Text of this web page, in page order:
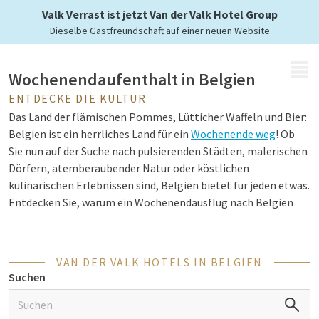
Valk Verrast ist jetzt Van der Valk Hotel Group
Dieselbe Gastfreundschaft auf einer neuen Website
mit Van der Valk
Wochenendaufenthalt in Belgien
ENTDECKE DIE KULTUR
Das Land der flämischen Pommes, Lütticher Waffeln und Bier:
Belgien ist ein herrliches Land für ein Wochenende weg! Ob
Sie nun auf der Suche nach pulsierenden Städten, malerischen
Dörfern, atemberaubender Natur oder köstlichen
kulinarischen Erlebnissen sind, Belgien bietet für jeden etwas.
Entdecken Sie, warum ein Wochenendausflug nach Belgien
Tolle Städtereisen in Belgien
Belgien ist bekannt für seine charmanten Städte, die sich
VAN DER VALK HOTELS IN BELGIEN
Suchen